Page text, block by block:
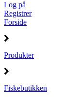
Log på
Registrer
Forside
Produkter
Fiskebutikken